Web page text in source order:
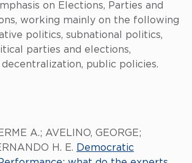
on Elections, Parties and
working mainly on the following
politics, subnational politics,
parties and elections,
public policies.
A.; AVELINO, GEORGE;
H. E. Democratic